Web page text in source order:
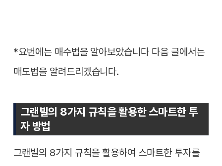
*요번에는 매수법을 알아보았습니다 다음 글에서는
매도법을 알려드리겠습니다.
그랜빌의 8가지 규칙을 활용한 스마트한 투
자 방법
그랜빌의 8가지 규칙을 활용하여 스마트한 투자를